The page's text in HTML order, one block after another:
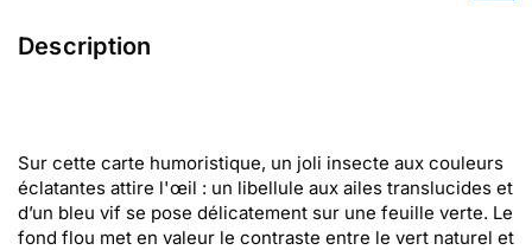
Description
Sur cette carte humoristique, un joli insecte aux couleurs
éclatantes attire l'œil : un libellule aux ailes translucides et
d’un bleu vif se pose délicatement sur une feuille verte. Le
fond flou met en valeur le contraste entre le vert naturel et